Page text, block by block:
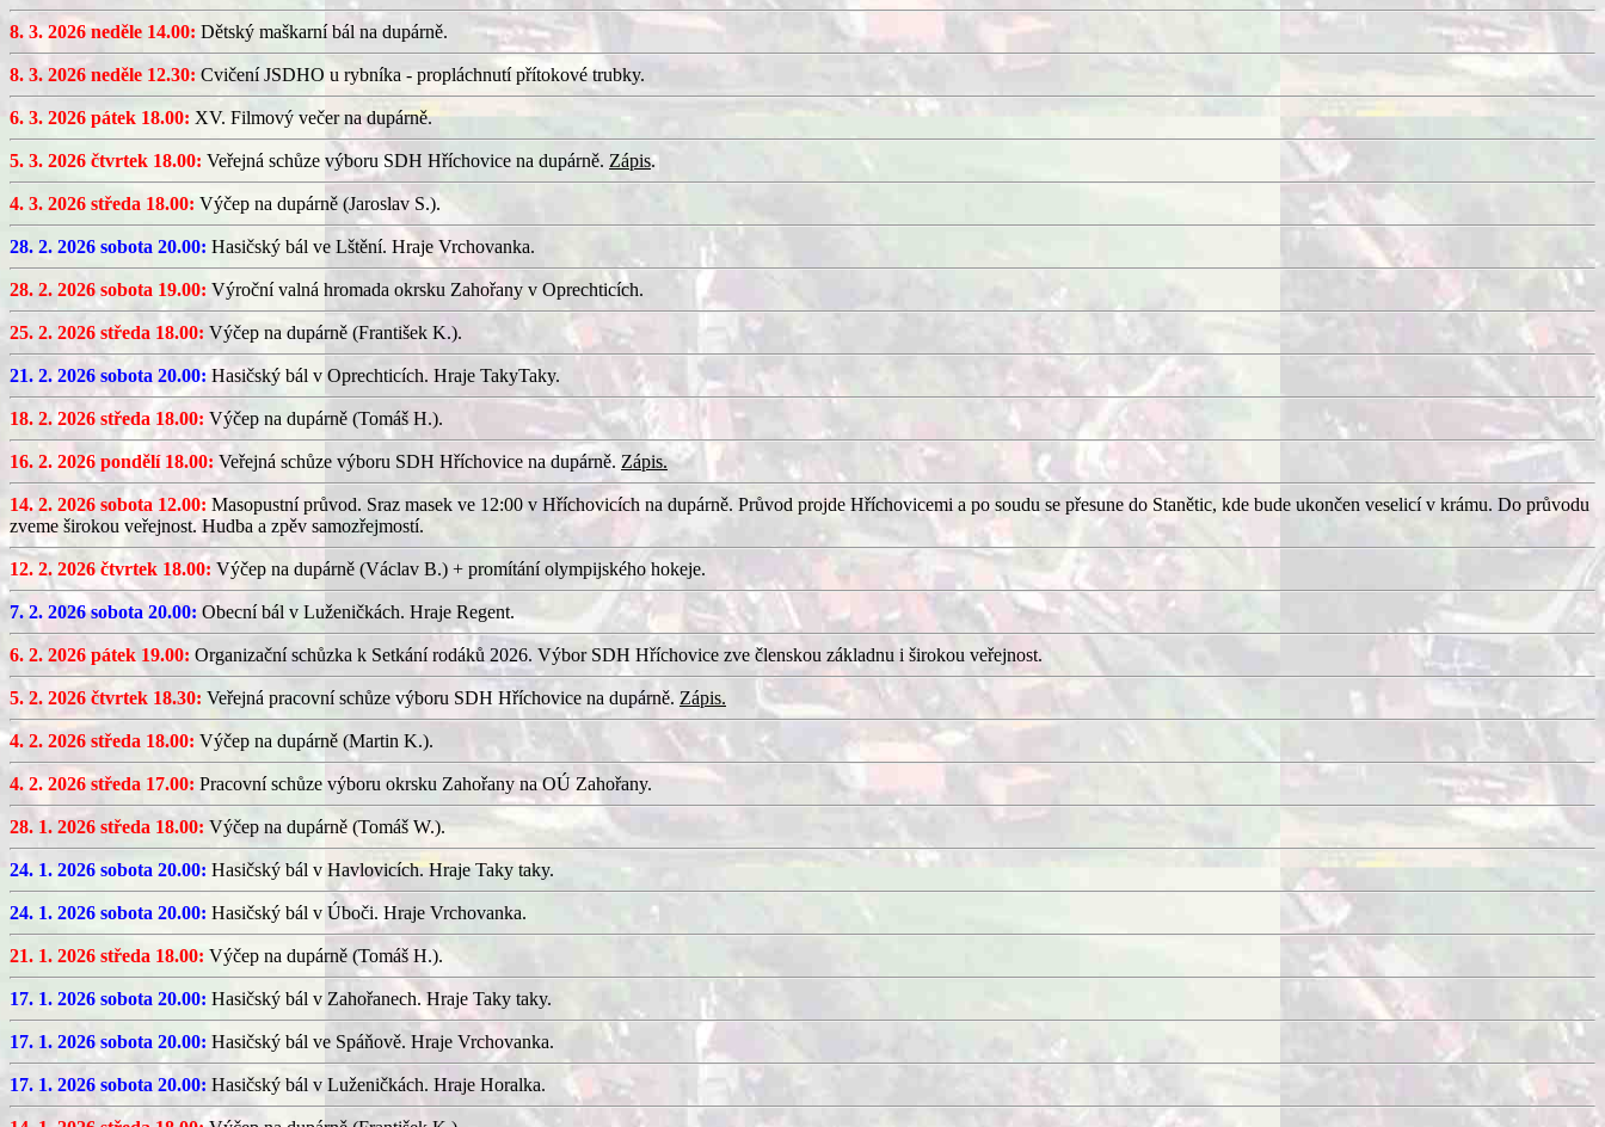
8. 3. 2026 neděle 14.00: Dětský maškarní bál na dupárně.
8. 3. 2026 neděle 12.30: Cvičení JSDHO u rybníka - propláchnutí přítokové trubky.
6. 3. 2026 pátek 18.00: XV. Filmový večer na dupárně.
5. 3. 2026 čtvrtek 18.00: Veřejná schůze výboru SDH Hříchovice na dupárně. Zápis.
4. 3. 2026 středa 18.00: Výčep na dupárně (Jaroslav S.).
28. 2. 2026 sobota 20.00: Hasičský bál ve Lštění. Hraje Vrchovanka.
28. 2. 2026 sobota 19.00: Výroční valná hromada okrsku Zahořany v Oprechticích.
25. 2. 2026 středa 18.00: Výčep na dupárně (František K.).
21. 2. 2026 sobota 20.00: Hasičský bál v Oprechticích. Hraje TakyTaky.
18. 2. 2026 středa 18.00: Výčep na dupárně (Tomáš H.).
16. 2. 2026 pondělí 18.00: Veřejná schůze výboru SDH Hříchovice na dupárně. Zápis.
14. 2. 2026 sobota 12.00: Masopustní průvod. Sraz masek ve 12:00 v Hříchovicích na dupárně. Průvod projde Hříchovicemi a po soudu se přesune do Stanětic, kde bude ukončen veselicí v krámu. Do průvodu
zveme širokou veřejnost. Hudba a zpěv samozřejmostí.
12. 2. 2026 čtvrtek 18.00: Výčep na dupárně (Václav B.) + promítání olympijského hokeje.
7. 2. 2026 sobota 20.00: Obecní bál v Luženičkách. Hraje Regent.
6. 2. 2026 pátek 19.00: Organizační schůzka k Setkání rodáků 2026. Výbor SDH Hříchovice zve členskou základnu i širokou veřejnost.
5. 2. 2026 čtvrtek 18.30: Veřejná pracovní schůze výboru SDH Hříchovice na dupárně. Zápis.
4. 2. 2026 středa 18.00: Výčep na dupárně (Martin K.).
4. 2. 2026 středa 17.00: Pracovní schůze výboru okrsku Zahořany na OÚ Zahořany.
28. 1. 2026 středa 18.00: Výčep na dupárně (Tomáš W.).
24. 1. 2026 sobota 20.00: Hasičský bál v Havlovicích. Hraje Taky taky.
24. 1. 2026 sobota 20.00: Hasičský bál v Úboči. Hraje Vrchovanka.
21. 1. 2026 středa 18.00: Výčep na dupárně (Tomáš H.).
17. 1. 2026 sobota 20.00: Hasičský bál v Zahořanech. Hraje Taky taky.
17. 1. 2026 sobota 20.00: Hasičský bál ve Spáňově. Hraje Vrchovanka.
17. 1. 2026 sobota 20.00: Hasičský bál v Luženičkách. Hraje Horalka.